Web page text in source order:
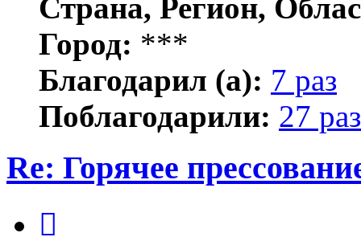
Страна, Регион,
Город: ***
Благодарил (а): 7 раз
Поблагодарили: 27 раз
Re: Горячее